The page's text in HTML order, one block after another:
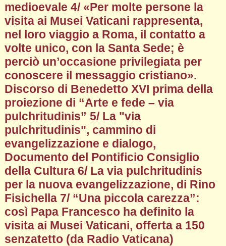
medioevale 4/ «Per molte persone la
visita ai Musei Vaticani rappresenta,
nel loro viaggio a Roma, il contatto a
volte unico, con la Santa Sede; è
perciò un’occasione privilegiata per
conoscere il messaggio cristiano».
Discorso di Benedetto XVI prima della
proiezione di “Arte e fede – via
pulchritudinis” 5/ La "via
pulchritudinis", cammino di
evangelizzazione e dialogo,
Documento del Pontificio Consiglio
della Cultura 6/ La via pulchritudinis
per la nuova evangelizzazione, di Rino
Fisichella 7/ “Una piccola carezza”:
così Papa Francesco ha definito la
visita ai Musei Vaticani, offerta a 150
senzatetto (da Radio Vaticana)